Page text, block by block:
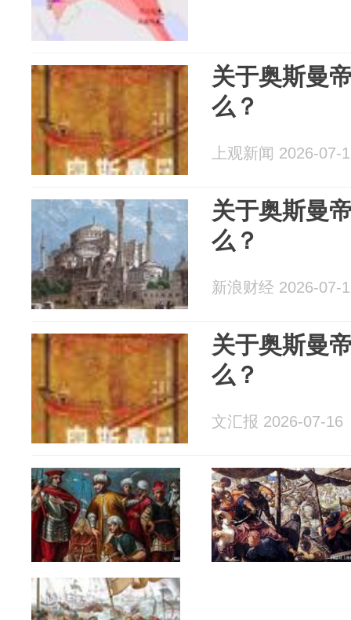
关于奥斯曼
么？
上观新闻 2026-07-
关于奥斯曼
么？
新浪财经 2026-07-
关于奥斯曼
么？
文汇报 2026-07-16